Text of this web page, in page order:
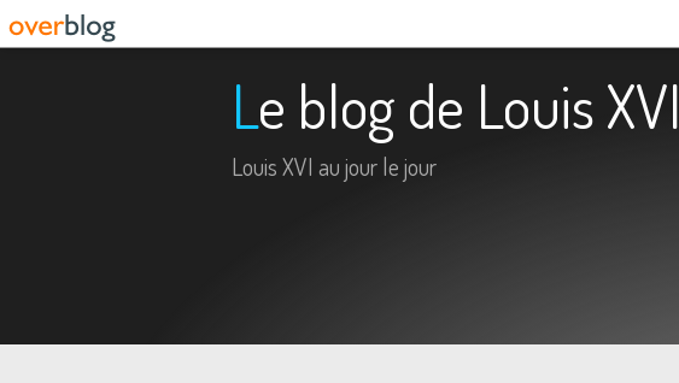
Le blog de Louis XVI
Louis XVI au jour le jour